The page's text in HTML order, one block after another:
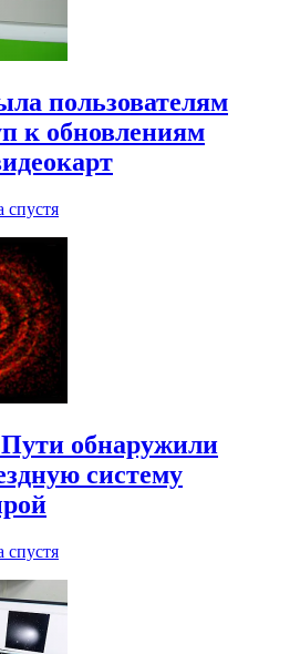
пользователям
к обновлениям
спустя
обнаружили
систему
спустя